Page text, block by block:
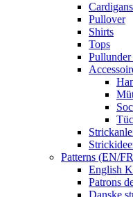
Cardigans
Pullover
Shirts
Tops
Patterns (EN/
English
Patrons
Danske